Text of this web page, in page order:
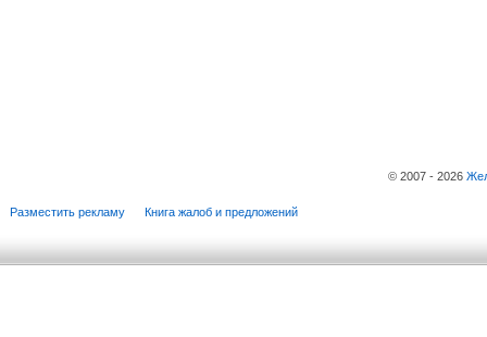
© 2007 - 2026
Разместить рекламу Книга жалоб и предложений